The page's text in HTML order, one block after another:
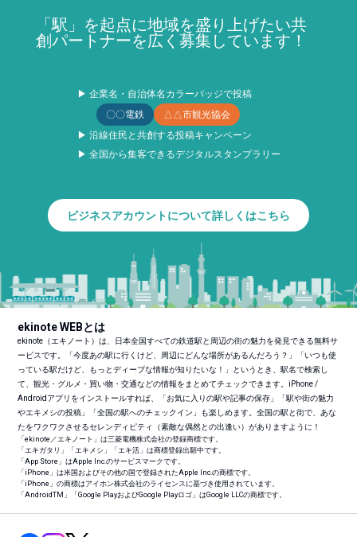
「駅」を起点に地域を盛り上げたい共
創パートナーを広く募集しています！
▶ 企業名・自治体名カラーバッジで投稿
〇〇電鉄
△△市観光協会
▶ 沿線住民と共創する投稿キャンペーン
▶ 全国から集客できるデジタルスタンプラリー
ビジネスアカウントについて詳しくはこちら
ekinote WEBとは
ekinote（エキノート）は、日本全国すべての鉄道駅と周辺の街の魅力を発見できる無料サ
ービスです。「今度あの駅に行くけど、周辺にどんな場所があるんだろう？」「いつも使
っている駅だけど、もっとディープな情報が知りたいな！」というとき、駅名で検索し
て、観光・グルメ・買い物・交通などの情報をまとめてチェックできます。iPhone /
Androidアプリをインストールすれば、「お気に入りの駅や記事の保存」「駅や街の魅力
やエキメシの投稿」「全国の駅へのチェックイン」も楽しめます。全国の駅と街で、あな
たをワクワクさせるセレンディピティ（素敵な偶然との出逢い）がありますように！
「ekinote／エキノート」は三菱電機株式会社の登録商標です。
「エキガタリ」「エキメシ」「エキ活」は商標登録出願中です。
「App Store」はApple Inc.のサービスマークです。
「iPhone」は米国およびその他の国で登録されたApple Inc.の商標です。
「iPhone」の商標はアイホン株式会社のライセンスに基づき使用されています。
「AndroidTM 」「Google PlayおよびGoogle Playロゴ」はGoogle LLCの商標です。